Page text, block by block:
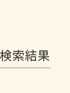
索結果